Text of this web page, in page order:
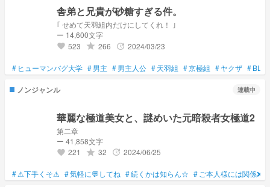
舎弟と兄貴が砂糖すぎる件。
｢ せめて天羽組内だけにしてくれ！ ｣
ー 14,600文字
favorite 523 grade 266 update 2024/03/23
# ヒューマンバグ大学 #男主 #男主人公 #天羽組 #京極組 #ヤクザ #BL
ノンジャンル 連載中
華麗な極道美女と、謎めいた元暗殺者女極道2
第二章
ー 41,858文字
favorite 221 grade 32 update 2024/06/25
#⚠下手くそ⚠ #気軽に💬してね #続くかは知らん☆ # ご本人様には関係❌